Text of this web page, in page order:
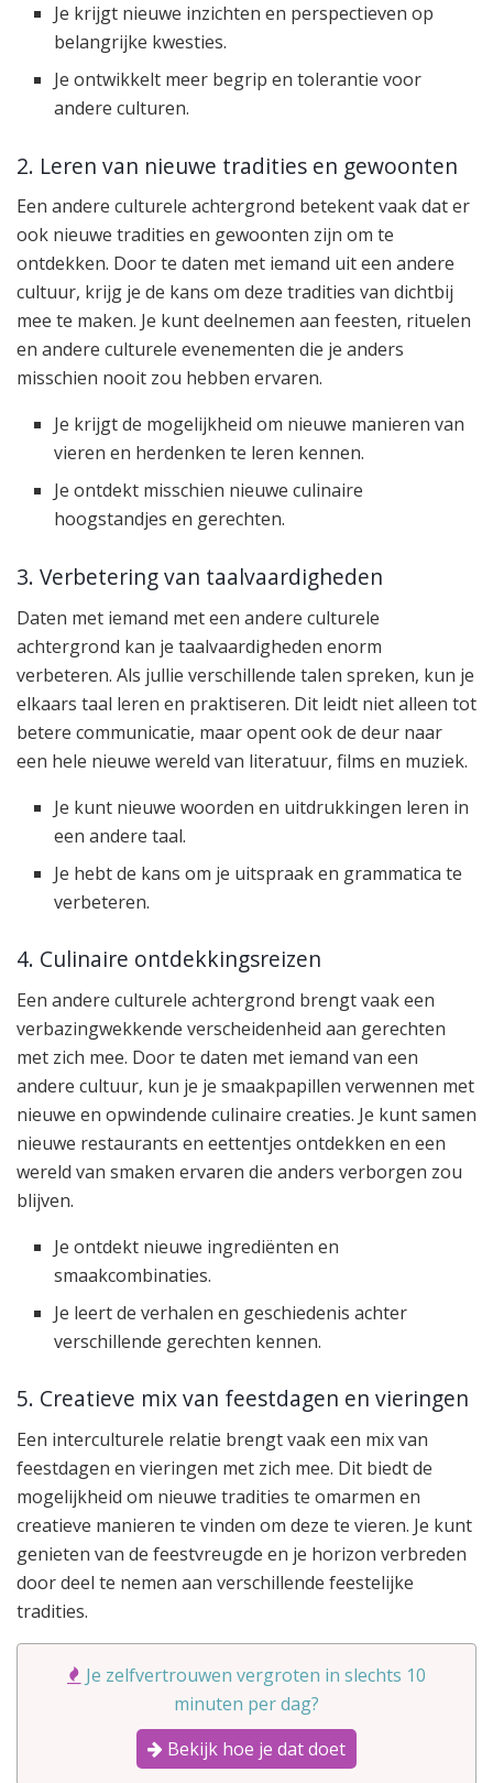
Je krijgt nieuwe inzichten en perspectieven op
belangrijke kwesties.
Je ontwikkelt meer begrip en tolerantie voor
andere culturen.
2. Leren van nieuwe tradities en gewoonten
Een andere culturele achtergrond betekent vaak dat er
ook nieuwe tradities en gewoonten zijn om te
ontdekken. Door te daten met iemand uit een andere
cultuur, krijg je de kans om deze tradities van dichtbij
mee te maken. Je kunt deelnemen aan feesten, rituelen
en andere culturele evenementen die je anders
misschien nooit zou hebben ervaren.
Je krijgt de mogelijkheid om nieuwe manieren van
vieren en herdenken te leren kennen.
Je ontdekt misschien nieuwe culinaire
hoogstandjes en gerechten.
3. Verbetering van taalvaardigheden
Daten met iemand met een andere culturele
achtergrond kan je taalvaardigheden enorm
verbeteren. Als jullie verschillende talen spreken, kun je
elkaars taal leren en praktiseren. Dit leidt niet alleen tot
betere communicatie, maar opent ook de deur naar
een hele nieuwe wereld van literatuur, films en muziek.
Je kunt nieuwe woorden en uitdrukkingen leren in
een andere taal.
Je hebt de kans om je uitspraak en grammatica te
verbeteren.
4. Culinaire ontdekkingsreizen
Een andere culturele achtergrond brengt vaak een
verbazingwekkende verscheidenheid aan gerechten
met zich mee. Door te daten met iemand van een
andere cultuur, kun je je smaakpapillen verwennen met
nieuwe en opwindende culinaire creaties. Je kunt samen
nieuwe restaurants en eettentjes ontdekken en een
wereld van smaken ervaren die anders verborgen zou
blijven.
Je ontdekt nieuwe ingrediënten en
smaakcombinaties.
Je leert de verhalen en geschiedenis achter
verschillende gerechten kennen.
5. Creatieve mix van feestdagen en vieringen
Een interculturele relatie brengt vaak een mix van
feestdagen en vieringen met zich mee. Dit biedt de
mogelijkheid om nieuwe tradities te omarmen en
creatieve manieren te vinden om deze te vieren. Je kunt
genieten van de feestvreugde en je horizon verbreden
door deel te nemen aan verschillende feestelijke
tradities.
Je zelfvertrouwen vergroten in slechts 10
minuten per dag?
Bekijk hoe je dat doet